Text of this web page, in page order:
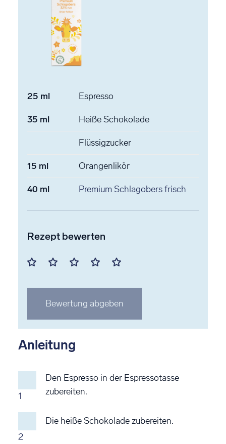
25 ml Espresso
35 ml Heiße Schokolade
Flüssigzucker
15 ml Orangenlikör
40 ml Premium Schlagobersfrisch
Rezept bewerten
Mit
Stern
bewerten
Mit
Stern
bewerten
Mit
Stern
bewerten
Mit
Stern
bewerten
Mit
Stern
bewerten
Bewertung abgeben
Anleitung
1
Den Espresso in der Espressotasse
zubereiten.
2
Die heiße Schokolade zubereiten.